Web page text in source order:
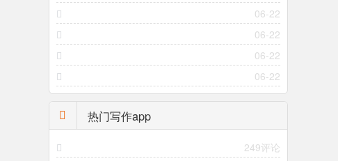
06-22
06-22
06-22
06-22
热门写作app
249评论